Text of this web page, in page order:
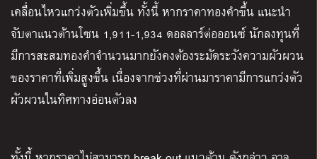
เคลื่อนไหวแกว่งตัวเพิ่มขึ้น ทั้งนี้ หากราคาทองคำขึ้น แนะนำ
จับตาแนวต้านโซน 1,911-1,934 ดอลลาร์ต่อออนซ์ นักลงทุนที่
มีการสะสมทองคำจำนวนมากยังคงต้องระมัดระวังความผัวผวน
ของราคาที่เพิ่มสูงขึ้น เนื่องจากช่วงที่ผ่านมาราคามีการแกว่งตัว
ผัวผวนในทิศทางอ่อนตัวลง